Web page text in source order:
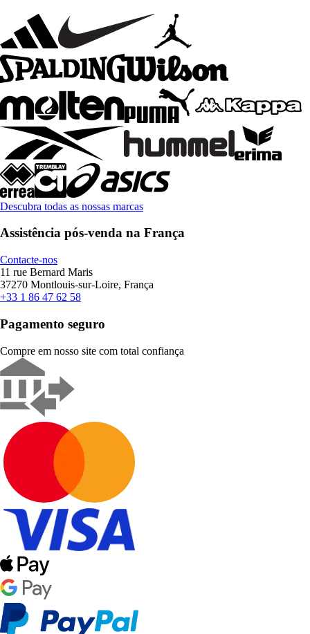
Descubra todas as nossas marcas
Assistência pós-venda na França
Contacte-nos
11 rue Bernard Maris
37270 Montlouis-sur-Loire, França
+33 1 86 47 62 58
Pagamento seguro
Compre em nosso site com total confiança